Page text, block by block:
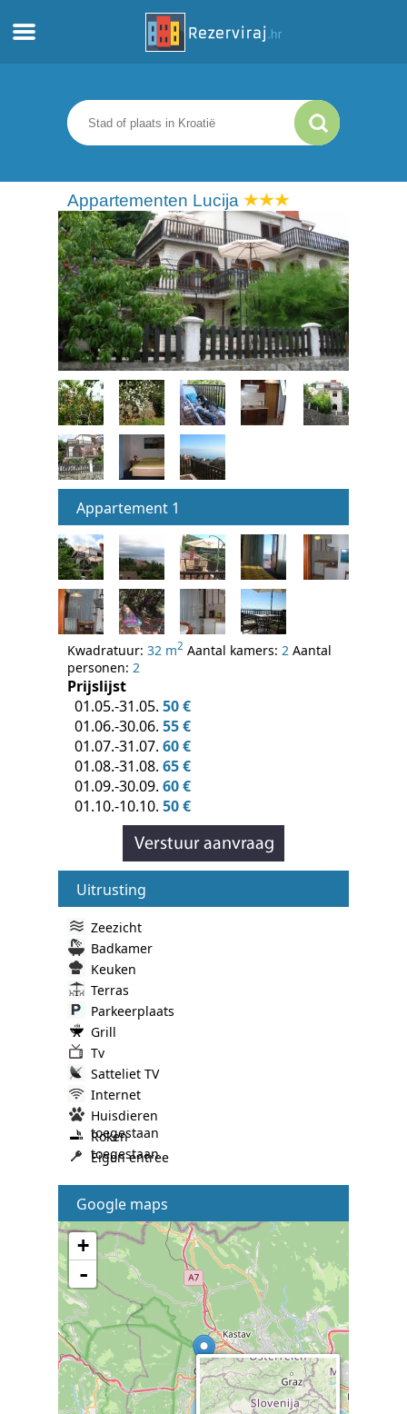
Appartementen
Toeristeninformatie
Stranden
webcams
Ontmoet Kroatië
musea
Appartementen Lucija
Appartement 1
Kwadratuur: 32 m2 Aantal kamers: 2 Aantal
personen: 2
Prijslijst
01.05.-31.05. 50 €
01.06.-30.06. 55 €
01.07.-31.07. 60 €
01.08.-31.08. 65 €
01.09.-30.09. 60 €
01.10.-10.10. 50 €
Uitrusting
Zeezicht
Badkamer
Keuken
Terras
Parkeerplaats
Grill
Tv
Satteliet TV
Internet
Huisdieren
toegestaan
Roken
toegestaan
Eigen entree
Google maps